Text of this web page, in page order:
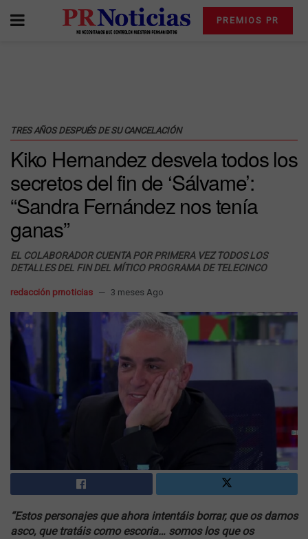
PREMIOS PR
TRES AÑOS DESPUÉS DE SU CANCELACIÓN
Kiko Hernandez desvela todos los
secretos del fin de ‘Sálvame’:
“Sandra Fernández nos tenía
ganas”
EL COLABORADOR CUENTA POR PRIMERA VEZ TODOS LOS
DETALLES DEL FIN DEL MÍTICO PROGRAMA DE TELECINCO
redacción prnoticias 3 meses Ago
“Estos personajes que ahora intentáis borrar, que os damos
asco, que tratáis como escoria… somos los que os